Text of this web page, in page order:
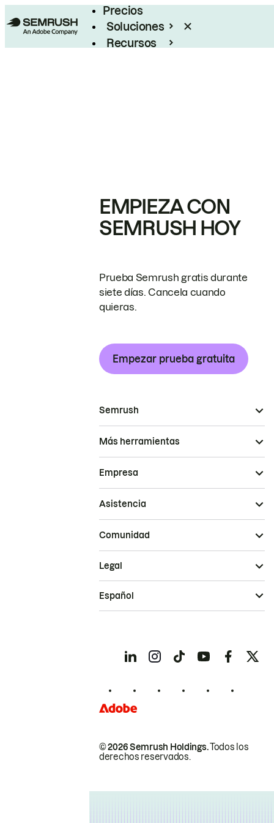
Precios
Soluciones
Recursos
EMPIEZA CON
SEMRUSH HOY
Prueba Semrush gratis durante
siete días. Cancela cuando
quieras.
Empezar prueba gratuita
Semrush
Más herramientas
Empresa
Asistencia
Comunidad
© 2026 Semrush Holdings.Todos los
derechos reservados.
Legal
Español